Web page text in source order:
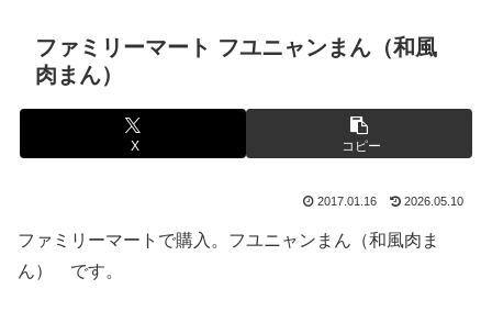
ファミリーマート フユニャンまん（和風
肉まん）
X コピー
2017.01.16 2026.05.10
ファミリーマートで購入。フユニャンまん（和風肉ま
ん） です。